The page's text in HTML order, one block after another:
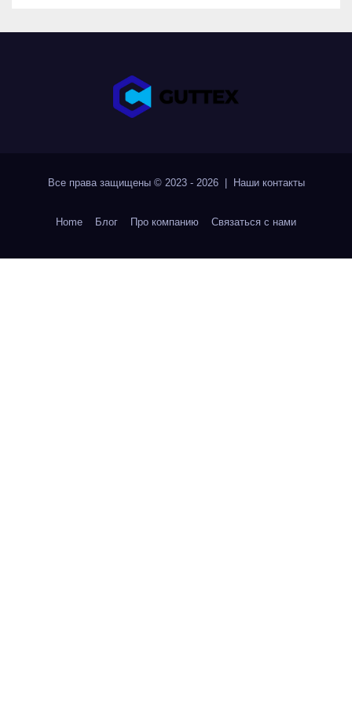
Все права защищены © 2023 - 2026 | Наши контакты
Home Блог Про компанию Связаться с нами